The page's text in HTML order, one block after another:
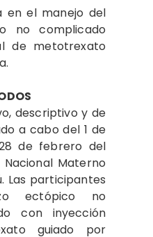
en el manejo del
no complicado
de metotrexato
descriptivo y de
a cabo del 1 de
de febrero del
Materno
Las participantes
ectópico no
con inyección
guiado por